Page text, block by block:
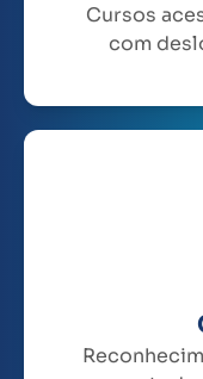
Cursos
com